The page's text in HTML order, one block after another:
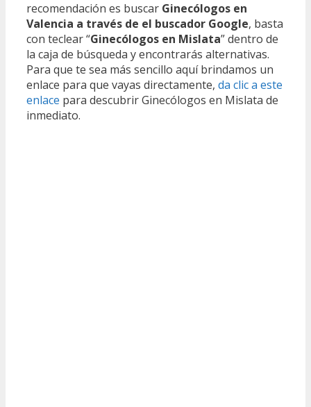
recomendación es buscar Ginecólogos en
Valencia a través de el buscador Google, basta
con teclear “Ginecólogos en Mislata” dentro de
la caja de búsqueda y encontrarás alternativas.
Para que te sea más sencillo aquí brindamos un
enlace para que vayas directamente, da clic a este
enlace para descubrir Ginecólogos en Mislata de
inmediato.